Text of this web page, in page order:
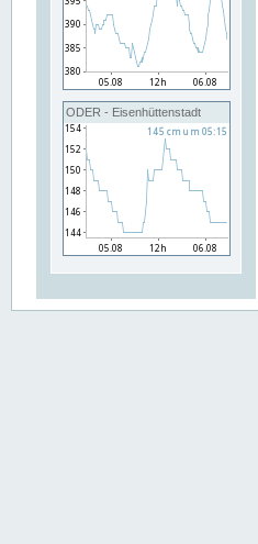
ODER - Eisenhüttenstadt